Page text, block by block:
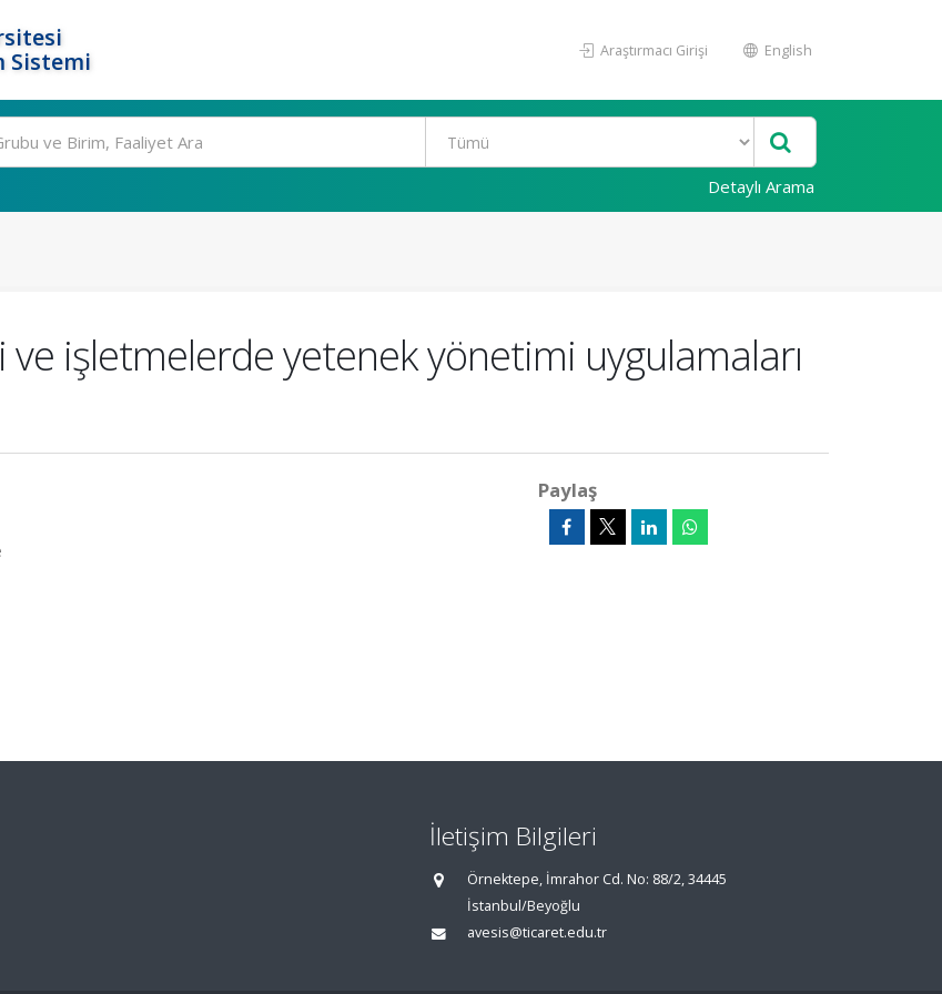
Sistemi
Araştırmacı Girişi English
Detaylı Arama
işletmelerde yetenek yönetimi uygulamaları
Paylaş
İletişim Bilgileri
Örnektepe, İmrahor Cd. No: 88/2, 34445
İstanbul/Beyoğlu
avesis@ticaret.edu.tr